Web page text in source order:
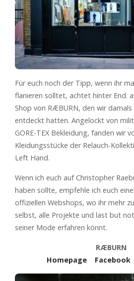
Für euch noch der Tipp, wenn ihr
flanieren solltet, achtet hinter End.
Shop von RÆBURN, den wir damals
entdeckt hatten. Angelockt von
GORE-TEX Bekleidung, fanden wir
Kleidungsstücke der Relauch-
Left Hand.
Wenn ich euch auf Christopher
haben sollte, empfehle ich euch
offiziellen Webshops, wo ihr mehr
selbst, alle Projekte und last but
seiner Mode erfahren könnt.
RÆBURN
Homepage
Facebook